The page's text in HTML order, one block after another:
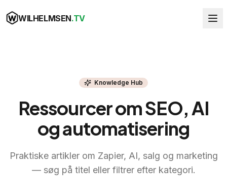
WILHELMSEN.TV
Knowledge Hub
Ressourcer om SEO, AI
og automatisering
Praktiske artikler om Zapier, AI, salg og marketing
— søg på titel eller filtrer efter kategori.